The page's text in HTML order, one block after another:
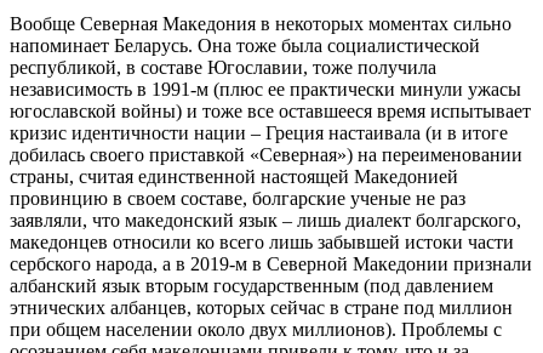
Вообще Северная Македония в некоторых моментах сильно
напоминает Беларусь. Она тоже была социалистической
республикой, в составе Югославии, тоже получила
независимость в 1991-м (плюс ее практически минули ужасы
югославской войны) и тоже все оставшееся время испытывает
кризис идентичности нации – Греция настаивала (и в итоге
добилась своего приставкой «Северная») на переименовании
страны, считая единственной настоящей Македонией
провинцию в своем составе, болгарские ученые не раз
заявляли, что македонский язык – лишь диалект болгарского,
македонцев относили ко всего лишь забывшей истоки части
сербского народа, а в 2019-м в Северной Македонии признали
албанский язык вторым государственным (под давлением
этнических албанцев, которых сейчас в стране под миллион
при общем населении около двух миллионов). Проблемы с